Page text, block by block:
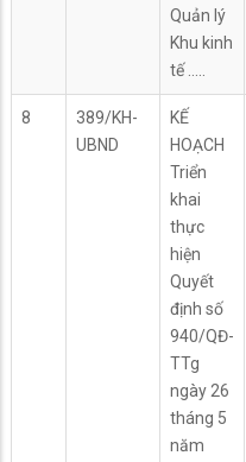
Quản lý
Khu kinh
tế .....
8
389/KH-
UBND
KẾ
HOẠCH
Triển
khai
thực
hiện
Quyết
định số
940/QĐ-
TTg
ngày 26
tháng 5
năm